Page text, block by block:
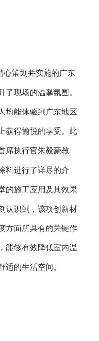
心策划并实施的广东
了现场的温馨氛围。
均能体验到广东地区
获得愉悦的享受。此
席执行官朱毅豪教
料进行了详尽的介
的施工应用及其效果
认识到，该项创新材
方面所具有的关键作
能够有效降低室内温
适的生活空间。